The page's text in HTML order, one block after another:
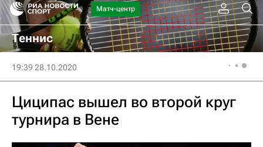
Матч-центр
Теннис
19:39 28.10.2020
Циципас вышел во второй круг
турнира в Вене